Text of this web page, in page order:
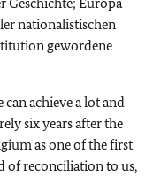
nationalistischen
gewordene
achieve a lot and
six years after the
as one of the first
of reconciliation to us,